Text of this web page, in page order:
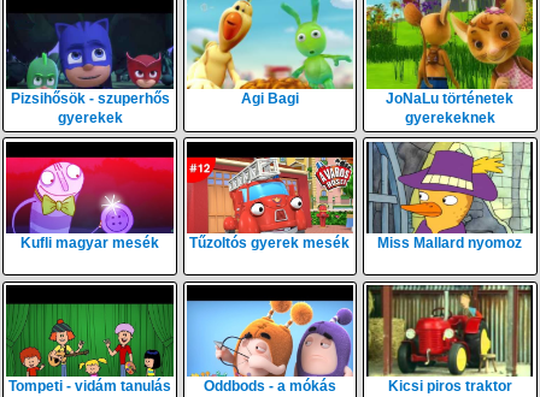
Pizsihősök - szuperhős
gyerekek
Agi Bagi
JoNaLu történetek
gyerekeknek
Kufli magyar mesék Tűzoltós gyerek mesék Miss Mallard nyomoz
Tompeti - vidám tanulás Oddbods - a mókás Kicsi piros traktor